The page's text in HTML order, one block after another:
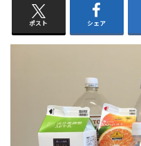
ポスト シェア